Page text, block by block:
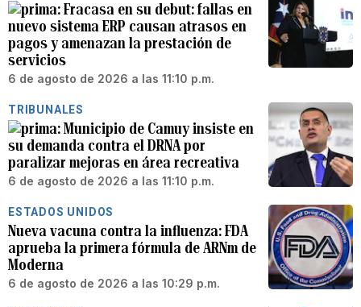
Fracasa en su debut: fallas en
nuevo sistema ERP causan atrasos en
pagos y amenazan la prestación de
servicios
6 de agosto de 2026 a las 11:10 p.m.
TRIBUNALES
Municipio de Camuy insiste en
su demanda contra el DRNA por
paralizar mejoras en área recreativa
6 de agosto de 2026 a las 11:10 p.m.
ESTADOS UNIDOS
Nueva vacuna contra la influenza: FDA
aprueba la primera fórmula de ARNm de
Moderna
6 de agosto de 2026 a las 10:29 p.m.